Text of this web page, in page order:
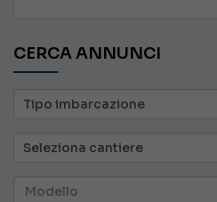
CERCA ANNUNCI